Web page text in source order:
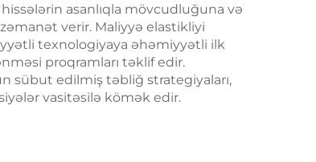
asanlıqla mövcudluğuna və
verir. Maliyyə elastikliyi
texnologiyaya əhəmiyyətli ilk
proqramları təklif edir.
sübut edilmiş təbliğ strategiyaları,
vasitəsilə kömək edir.